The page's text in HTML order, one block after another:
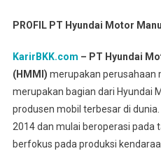
PROFIL PT Hyundai Motor
KarirBKK.com – PT Hyundai
(HMMI) merupakan
merupakan bagian dari Hyundai
produsen mobil terbesar di
2014 dan mulai beroperasi pada
berfokus pada produksi